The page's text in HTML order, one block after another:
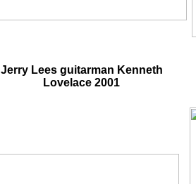
Jerry Lees guitarman Kenneth
Lovelace 2001